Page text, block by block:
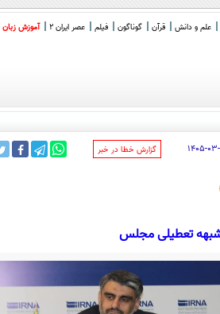
علم و دانش قرآن گوناگون فیلم عصر ایران 2 آموزش زبان
‌گزارش خطا در خبر